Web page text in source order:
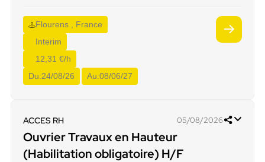
Flourens , France
Interim
12,31 €/h
Du:24/08/26 Au:08/06/27
ACCES RH 05/08/2026
Ouvrier Travaux en Hauteur
(Habilitation obligatoire) H/F